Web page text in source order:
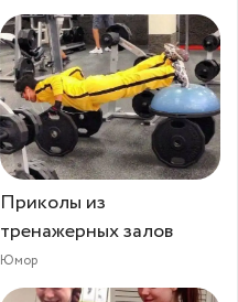
Приколы из
тренажерных залов
Юмор